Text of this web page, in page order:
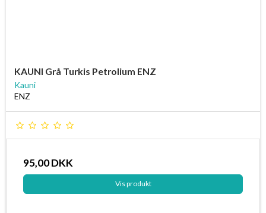
KAUNI Grå Turkis Petrolium ENZ
Kauni
ENZ
95,00 DKK
Vis produkt